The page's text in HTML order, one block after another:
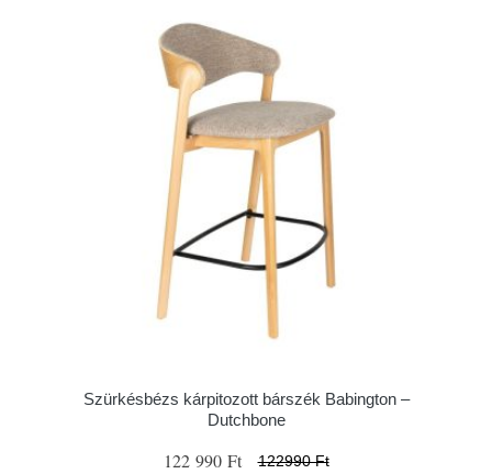
Szürkésbézs kárpitozott bárszék Babington –
Dutchbone
122 990 Ft 122990 Ft